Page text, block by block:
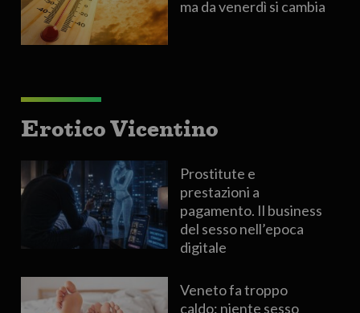
ma da venerdì si cambia
Erotico Vicentino
Prostitute e
prestazioni a
pagamento. Il business
del sesso nell’epoca
digitale
Veneto fa troppo
caldo: niente sesso